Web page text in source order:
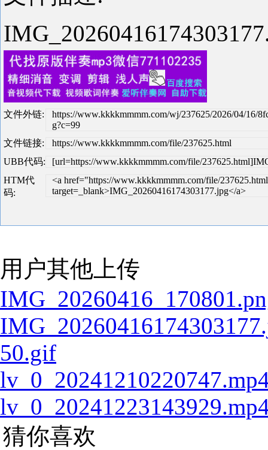
文件外链:
https://www.kkkkmmmm.com/wj/237625/2026/04/16/
g?c=99
文件链接:
https://www.kkkkmmmm.com/file/237625.html
UBB代码:
[url=https://www.kkkkmmmm.com/file/
HTM代
码:
<a href="https://www.kkkkmmmm.com/file/
target=_blank>IMG_20260416174303177.jpg</a>
用户其他上传
50.gif
猜你喜欢